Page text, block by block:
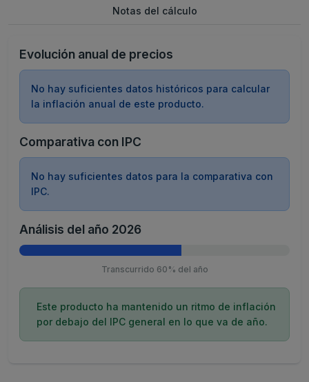
Notas del cálculo
Evolución anual de precios
No hay suficientes datos históricos para calcular
la inflación anual de este producto.
Comparativa con IPC
No hay suficientes datos para la comparativa con
IPC.
Análisis del año 2026
Transcurrido 60% del año
Este producto ha mantenido un ritmo de inflación
por debajo del IPC general en lo que va de año.